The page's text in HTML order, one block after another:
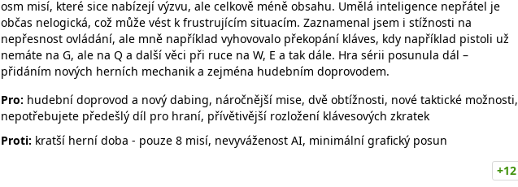
osm misí, které sice nabízejí výzvu, ale celkově méně obsahu. Umělá inteligence nepřátel je
občas nelogická, což může vést k frustrujícím situacím. Zaznamenal jsem i stížnosti na
nepřesnost ovládání, ale mně například vyhovovalo překopání kláves, kdy například pistoli už
nemáte na G, ale na Q a další věci při ruce na W, E a tak dále. Hra sérii posunula dál –
přidáním nových herních mechanik a zejména hudebním doprovodem.
Pro: hudební doprovod a nový dabing, náročnější mise, dvě obtížnosti, nové taktické možnosti,
nepotřebujete předešlý díl pro hraní, přívětivější rozložení klávesových zkratek
Proti: kratší herní doba - pouze 8 misí, nevyváženost AI, minimální grafický posun
+12